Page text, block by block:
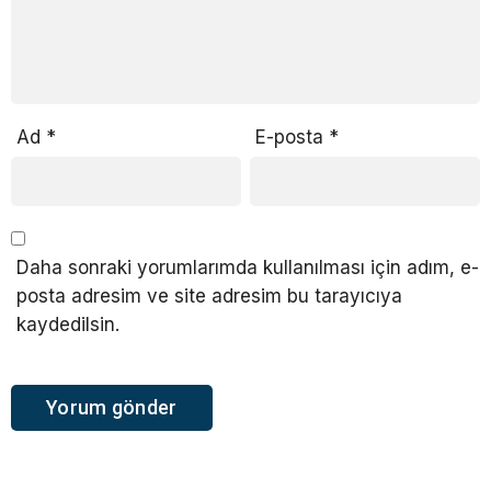
Ad * E-posta *
Daha sonraki yorumlarımda kullanılması için adım, e-
posta adresim ve site adresim bu tarayıcıya
kaydedilsin.